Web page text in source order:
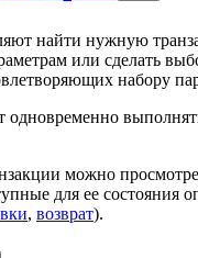
найти нужную
или сделать
набору
можно
для ее состояния
, возврат).